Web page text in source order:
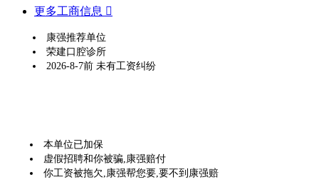
更多工商信息 
康强推荐单位
荣建口腔诊所
2026-8-7前 未有工资纠纷
本单位已加保
虚假招聘和你被骗,康强赔付
你工资被拖欠,康强帮您要,要不到康强赔